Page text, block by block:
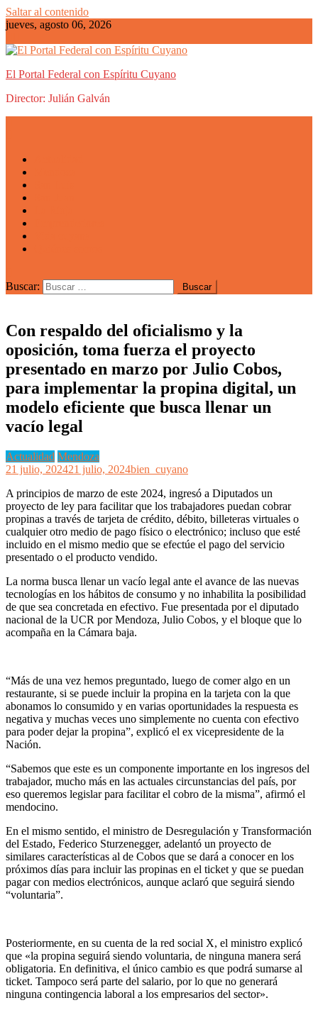
Saltar al contenido
jueves, agosto 06, 2026
El Portal Federal con Espíritu Cuyano
Director: Julián Galván
Buscar:
Con respaldo del oficialismo y la
oposición, toma fuerza el proyecto
presentado en marzo por Julio Cobos,
para implementar la propina digital, un
modelo eficiente que busca llenar un
vacío legal
Actualidad Mendoza
21 julio, 202421 julio, 2024bien_cuyano
A principios de marzo de este 2024, ingresó a Diputados un
proyecto de ley para facilitar que los trabajadores puedan cobrar
propinas a través de tarjeta de crédito, débito, billeteras virtuales o
cualquier otro medio de pago físico o electrónico; incluso que esté
incluido en el mismo medio que se efectúe el pago del servicio
presentado o el producto vendido.
La norma busca llenar un vacío legal ante el avance de las nuevas
tecnologías en los hábitos de consumo y no inhabilita la posibilidad
de que sea concretada en efectivo. Fue presentada por el diputado
nacional de la UCR por Mendoza, Julio Cobos, y el bloque que lo
acompaña en la Cámara baja.
“Más de una vez hemos preguntado, luego de comer algo en un
restaurante, si se puede incluir la propina en la tarjeta con la que
abonamos lo consumido y en varias oportunidades la respuesta es
negativa y muchas veces uno simplemente no cuenta con efectivo
para poder dejar la propina”, explicó el ex vicepresidente de la
Nación.
“Sabemos que este es un componente importante en los ingresos del
trabajador, mucho más en las actuales circunstancias del país, por
eso queremos legislar para facilitar el cobro de la misma”, afirmó el
mendocino.
En el mismo sentido, el ministro de Desregulación y Transformación
del Estado, Federico Sturzenegger, adelantó un proyecto de
similares características al de Cobos que se dará a conocer en los
próximos días para incluir las propinas en el ticket y que se puedan
pagar con medios electrónicos, aunque aclaró que seguirá siendo
“voluntaria”.
Posteriormente, en su cuenta de la red social X, el ministro explicó
que «la propina seguirá siendo voluntaria, de ninguna manera será
obligatoria. En definitiva, el único cambio es que podrá sumarse al
ticket. Tampoco será parte del salario, por lo que no generará
ninguna contingencia laboral a los empresarios del sector».